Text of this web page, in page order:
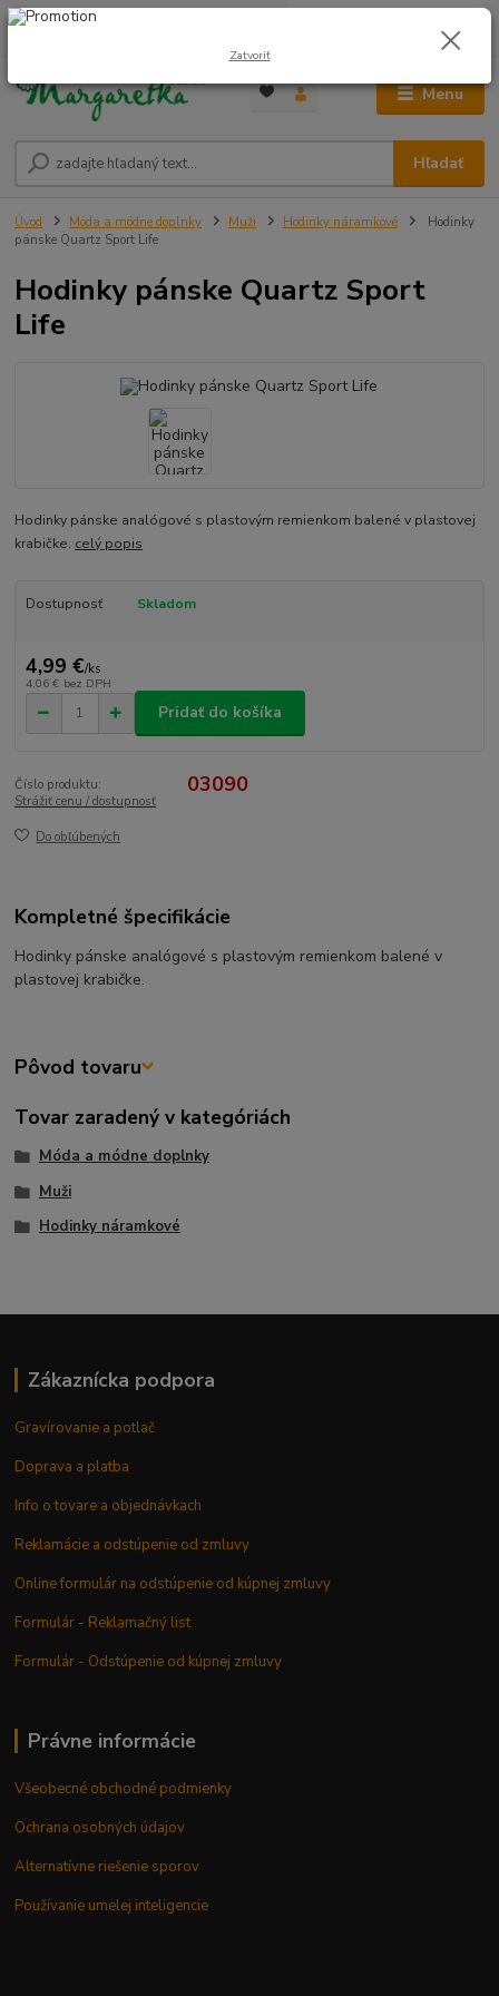
Menu
Hľadať
0948 236 042
0,00 €
Úvod Móda a módne doplnky Muži Hodinky náramkové
Hodinky
pánske Quartz Sport Life
Hodinky pánske Quartz Sport
Life
Hodinky pánske analógové s plastovým remienkom balené v plastovej
krabičke. celý popis
Dostupnosť Skladom
4,99 €/ks
4,06 € bez DPH
Pridať do košíka
Číslo produktu: 03090
Strážiť cenu / dostupnosť
Do obľúbených
Kompletné špecifikácie
Hodinky pánske analógové s plastovým remienkom balené v
plastovej krabičke.
Pôvod tovaru
Tovar zaradený v kategóriách
Móda a módne doplnky
Muži
Hodinky náramkové
Zákaznícka podpora
Gravírovanie a potlač
Doprava a platba
Info o tovare a objednávkach
Reklamácie a odstúpenie od zmluvy
Online formulár na odstúpenie od kúpnej zmluvy
Formulár - Reklamačný list
Formulár - Odstúpenie od kúpnej zmluvy
Právne informácie
Všeobecné obchodné podmienky
Ochrana osobných údajov
Alternatívne riešenie sporov
Používanie umelej inteligencie
Zatvoriť